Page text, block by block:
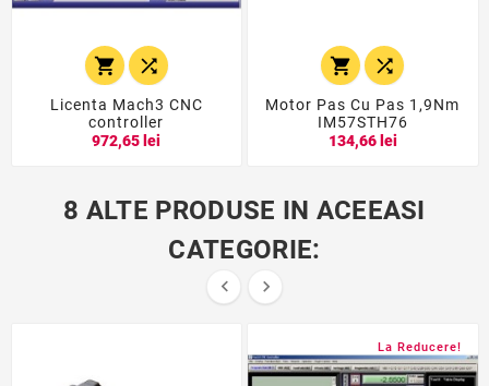
 
Licenta Mach3 CNC
controller
972,65 lei
 
Motor Pas Cu Pas 1,9Nm
IM57STH76
134,66 lei
8 ALTE PRODUSE IN ACEEASI
CATEGORIE:
 
La Reducere!